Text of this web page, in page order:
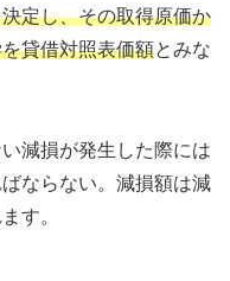
定し、その取得原価か
貸借対照表価額とみな
減損が発生した際には
ならない。減損額は減
す。